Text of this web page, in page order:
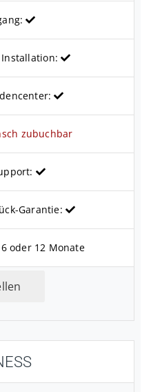
Installation:
zubuchbar
Garantie:
oder 12 Monate